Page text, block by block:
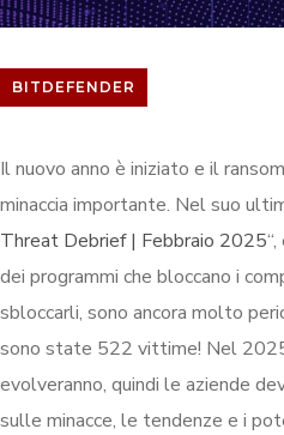
BITDEFENDER
Il nuovo anno è iniziato e il
minaccia importante. Nel suo
Threat Debrief | Febbraio 2025
dei programmi che bloccano i
sbloccarli, sono ancora molto
sono state 522 vittime! Nel
evolveranno, quindi le aziende
sulle minacce, le tendenze e i